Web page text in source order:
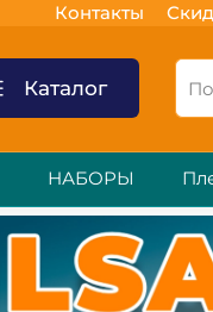
Контакты
Каталог
НАБОРЫ